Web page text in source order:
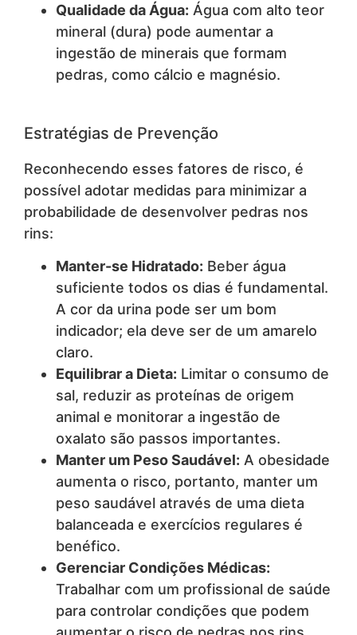
Qualidade da Água: Água com alto teor
mineral (dura) pode aumentar a
ingestão de minerais que formam
pedras, como cálcio e magnésio.
Estratégias de Prevenção
Reconhecendo esses fatores de risco, é
possível adotar medidas para minimizar a
probabilidade de desenvolver pedras nos
rins:
Manter-se Hidratado: Beber água
suficiente todos os dias é fundamental.
A cor da urina pode ser um bom
indicador; ela deve ser de um amarelo
claro.
Equilibrar a Dieta: Limitar o consumo de
sal, reduzir as proteínas de origem
animal e monitorar a ingestão de
oxalato são passos importantes.
Manter um Peso Saudável: A obesidade
aumenta o risco, portanto, manter um
peso saudável através de uma dieta
balanceada e exercícios regulares é
benéfico.
Gerenciar Condições Médicas:
Trabalhar com um profissional de saúde
para controlar condições que podem